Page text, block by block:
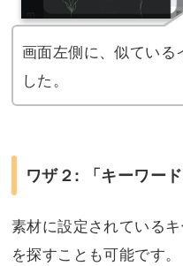
画面左側に、似ている
した。
ワザ２: 「キーワー
素材に設定されている
を探すことも可能です。